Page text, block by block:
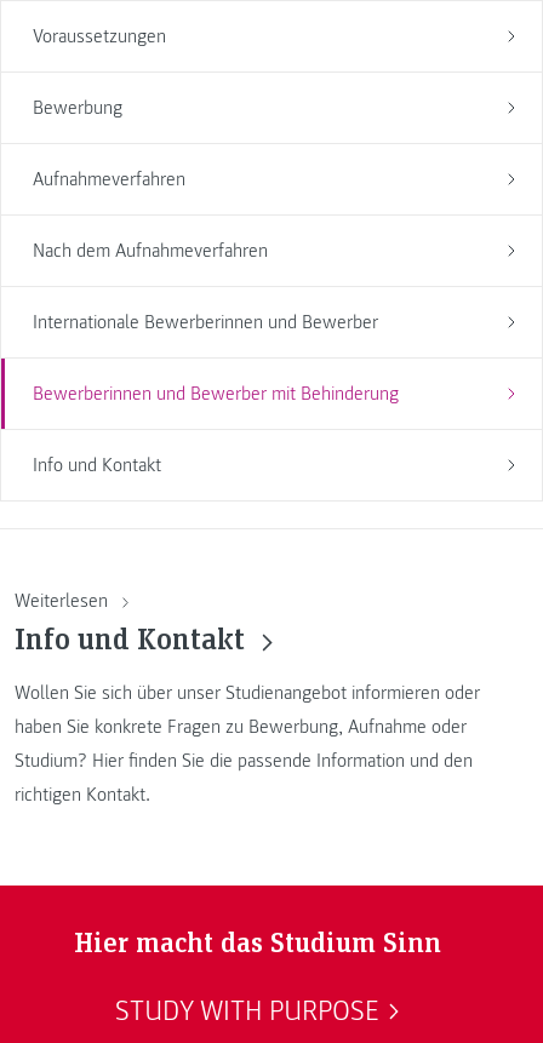
Voraussetzungen
Bewerbung
Aufnahmeverfahren
Nach dem Aufnahmeverfahren
Internationale Bewerberinnen und Bewerber
Bewerberinnen und Bewerber mit Behinderung
Info und Kontakt
Weiterlesen
Info und Kontakt
Wollen Sie sich über unser Studienangebot informieren oder
haben Sie konkrete Fragen zu Bewerbung, Aufnahme oder
Studium? Hier finden Sie die passende Information und den
richtigen Kontakt.
Hier macht das Studium Sinn
STUDY WITH PURPOSE